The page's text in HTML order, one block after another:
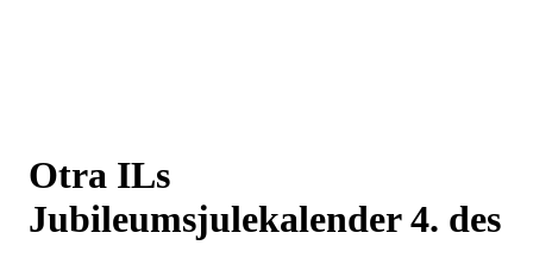
Otra ILs
Jubileumsjulekalender 4. des